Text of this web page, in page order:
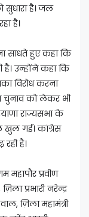
सुधारा है। जल
है।
साधते हुए कहा कि
उन्होंने कहा कि
विरोध करना
चुनाव को लेकर भी
राज्यसभा के
खुल गई। कांग्रेस
है।
महापौर प्रवीण
प्रभारी नरेन्द्र
ज़िला महामंत्री